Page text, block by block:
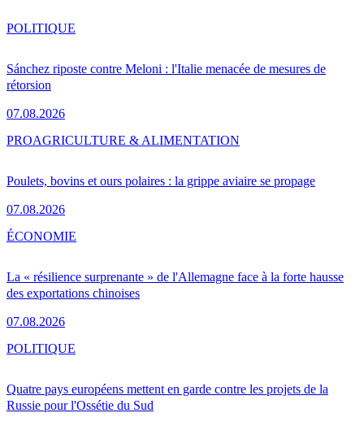
Sánchez riposte contre Meloni : l'Italie menacée de mesures de
rétorsion
07.08.2026
POLITIQUE
Poulets, bovins et ours polaires : la grippe aviaire se propage
07.08.2026
PROAGRICULTURE & ALIMENTATION
La « résilience surprenante » de l'Allemagne face à la forte hausse
des exportations chinoises
07.08.2026
ÉCONOMIE
Quatre pays européens mettent en garde contre les projets de la
Russie pour l'Ossétie du Sud
POLITIQUE